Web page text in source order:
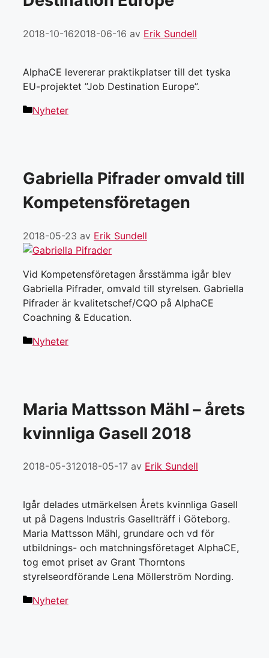
2018-10-162018-06-16 av Erik Sundell
AlphaCE levererar praktikplatser till det tyska
EU-projektet ”Job Destination Europe”.
Kategorier
Nyheter
Gabriella Pifrader omvald till
Kompetens­företagen
2018-05-23 av Erik Sundell
Vid Kompetens­företagen årsstämma igår blev
Gabriella Pifrader, omvald till styrelsen. Gabriella
Pifrader är kvalitetschef/CQO på AlphaCE
Coachning & Education.
Kategorier
Nyheter
Maria Mattsson Mähl – årets
kvinnliga Gasell 2018
2018-05-312018-05-17 av Erik Sundell
Igår delades utmärkelsen Årets kvinnliga Gasell
ut på Dagens Industris Gasellträff i Göteborg.
Maria Mattsson Mähl, grundare och vd för
utbildnings- och matchningsföretaget AlphaCE,
tog emot priset av Grant Thorntons
styrelseordförande Lena Möllerström Nording.
Kategorier
Nyheter